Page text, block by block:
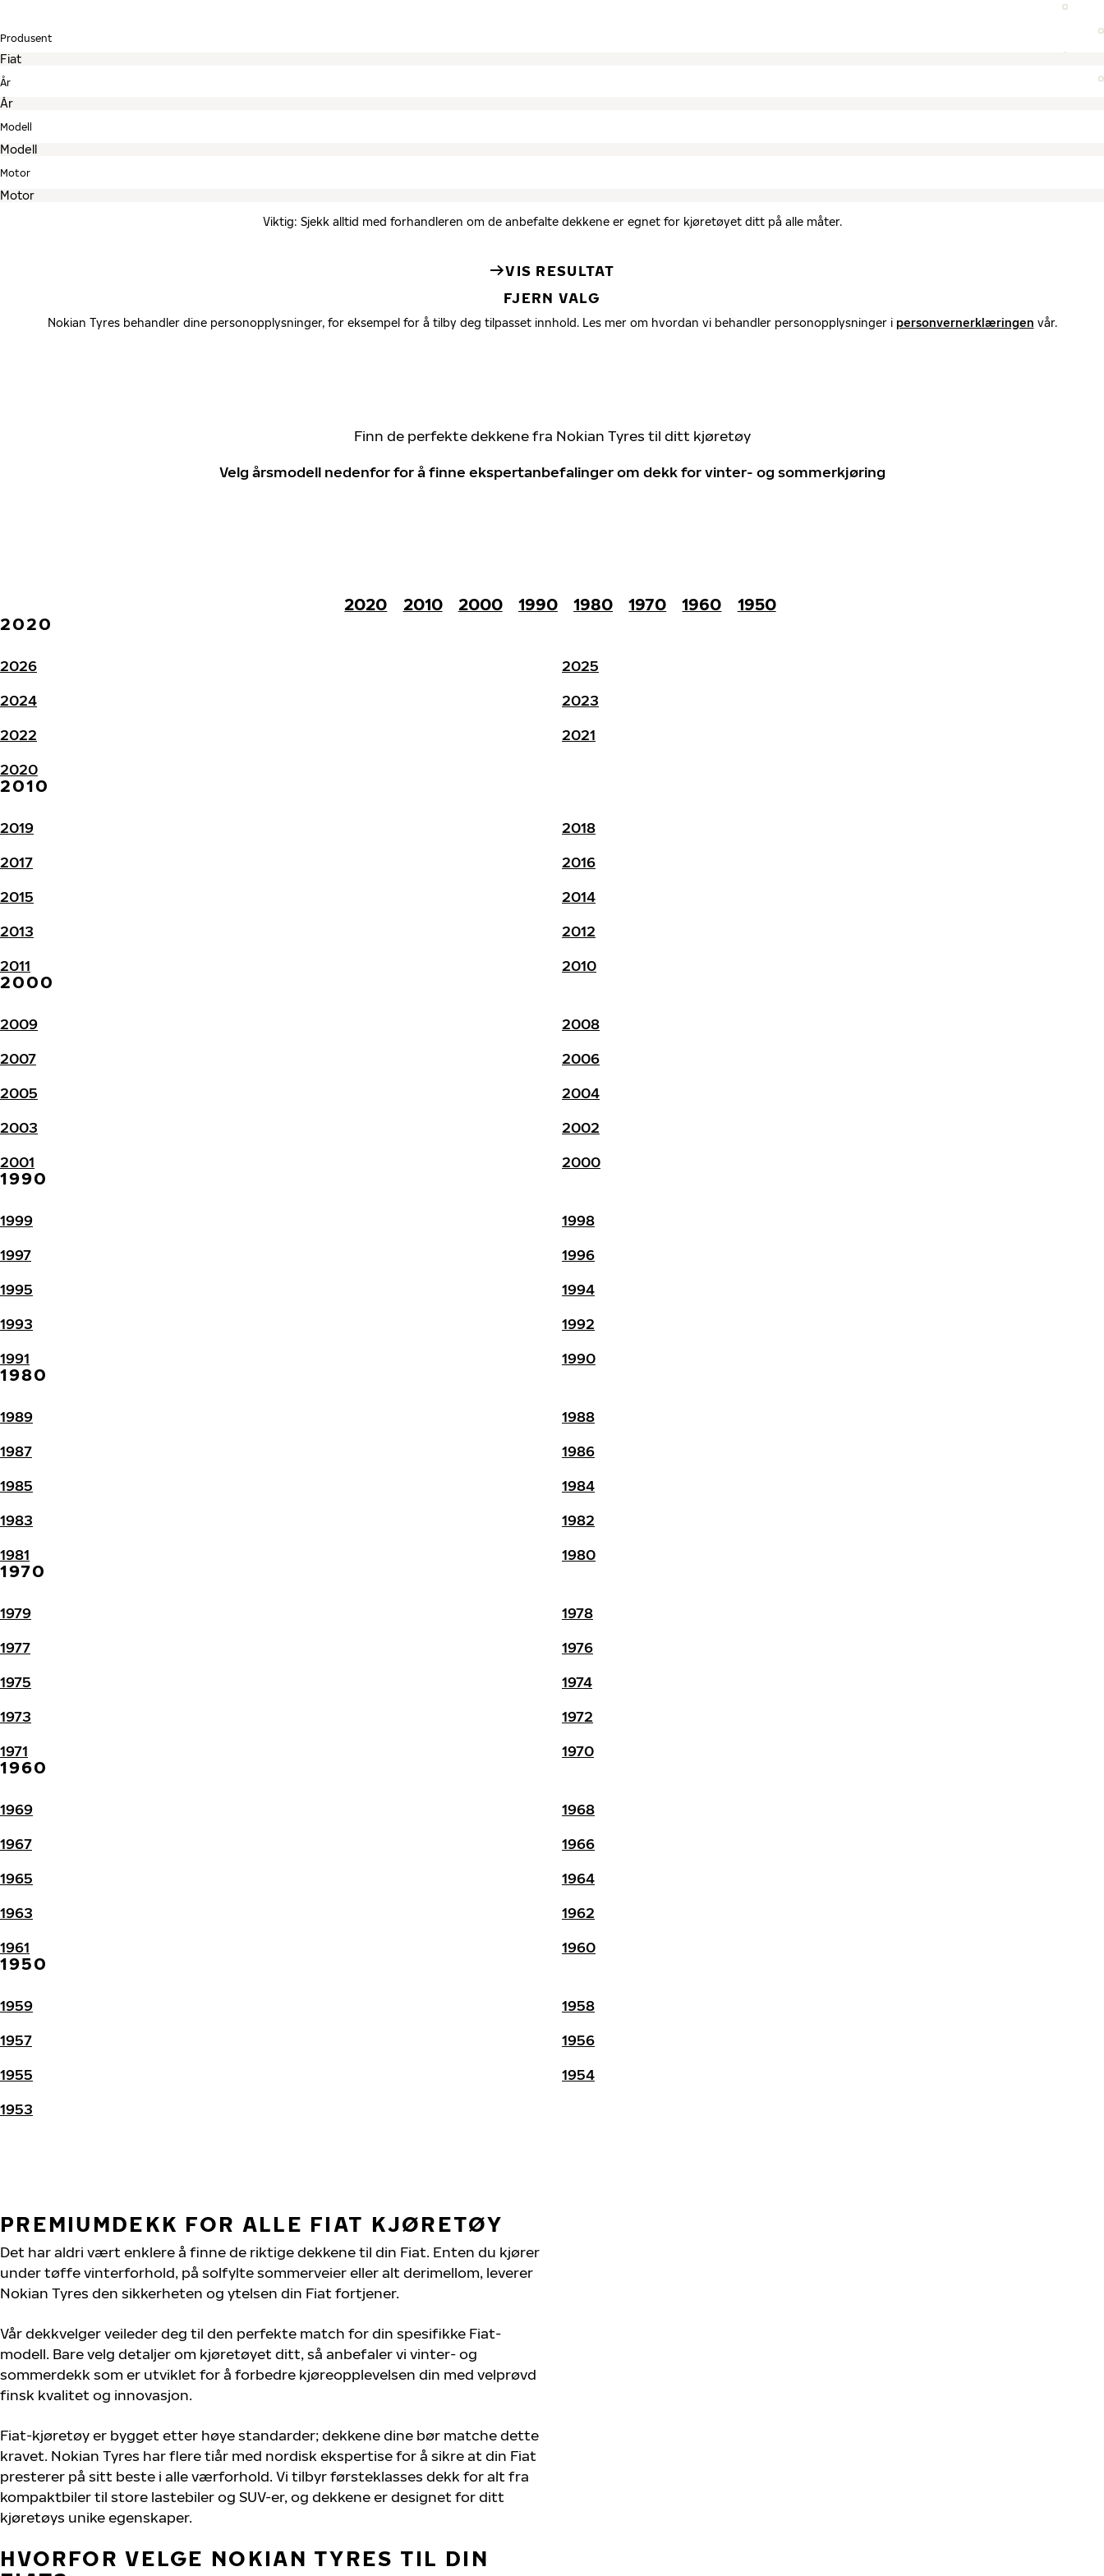
Produsent
År
Modell
Motor
Viktig: Sjekk alltid med forhandleren om de anbefalte dekkene er egnet for kjøretøyet ditt på alle måter.
VIS RESULTAT
FJERN VALG
Nokian Tyres behandler dine personopplysninger, for eksempel for å tilby deg tilpasset innhold. Les mer om hvordan vi behandler personopplysninger i personvernerklæringen vår.
Finn de perfekte dekkene fra Nokian Tyres til ditt kjøretøy
Velg årsmodell nedenfor for å finne ekspertanbefalinger om dekk for vinter- og sommerkjøring
2020 2010 2000 1990 1980 1970 1960
1950
2020
2026
2025
2024
2023
2022
2021
2020
2010
2019
2018
2017
2016
2015
2014
2013
2012
2011
2010
2000
2009
2008
2007
2006
2005
2004
2003
2002
2001
2000
1990
1999
1998
1997
1996
1995
1994
1993
1992
1991
1990
1980
1989
1988
1987
1986
1985
1984
1983
1982
1981
1980
1970
1979
1978
1977
1976
1975
1974
1973
1972
1971
1970
1960
1969
1968
1967
1966
1965
1964
1963
1962
1961
1960
1950
1959
1958
1957
1956
1955
1954
1953
PREMIUMDEKK FOR ALLE FIAT KJØRETØY
Det har aldri vært enklere å finne de riktige dekkene til din Fiat. Enten du kjører
under tøffe vinterforhold, på solfylte sommerveier eller alt derimellom, leverer
Nokian Tyres den sikkerheten og ytelsen din Fiat fortjener.
Vår dekkvelger veileder deg til den perfekte match for din spesifikke Fiat-
modell. Bare velg detaljer om kjøretøyet ditt, så anbefaler vi vinter- og
sommerdekk som er utviklet for å forbedre kjøreopplevelsen din med velprøvd
finsk kvalitet og innovasjon.
Fiat-kjøretøy er bygget etter høye standarder; dekkene dine bør matche dette
kravet. Nokian Tyres har flere tiår med nordisk ekspertise for å sikre at din Fiat
presterer på sitt beste i alle værforhold. Vi tilbyr førsteklasses dekk for alt fra
kompaktbiler til store lastebiler og SUV-er, og dekkene er designet for ditt
kjøretøys unike egenskaper.
HVORFOR VELGE NOKIAN TYRES TIL DIN